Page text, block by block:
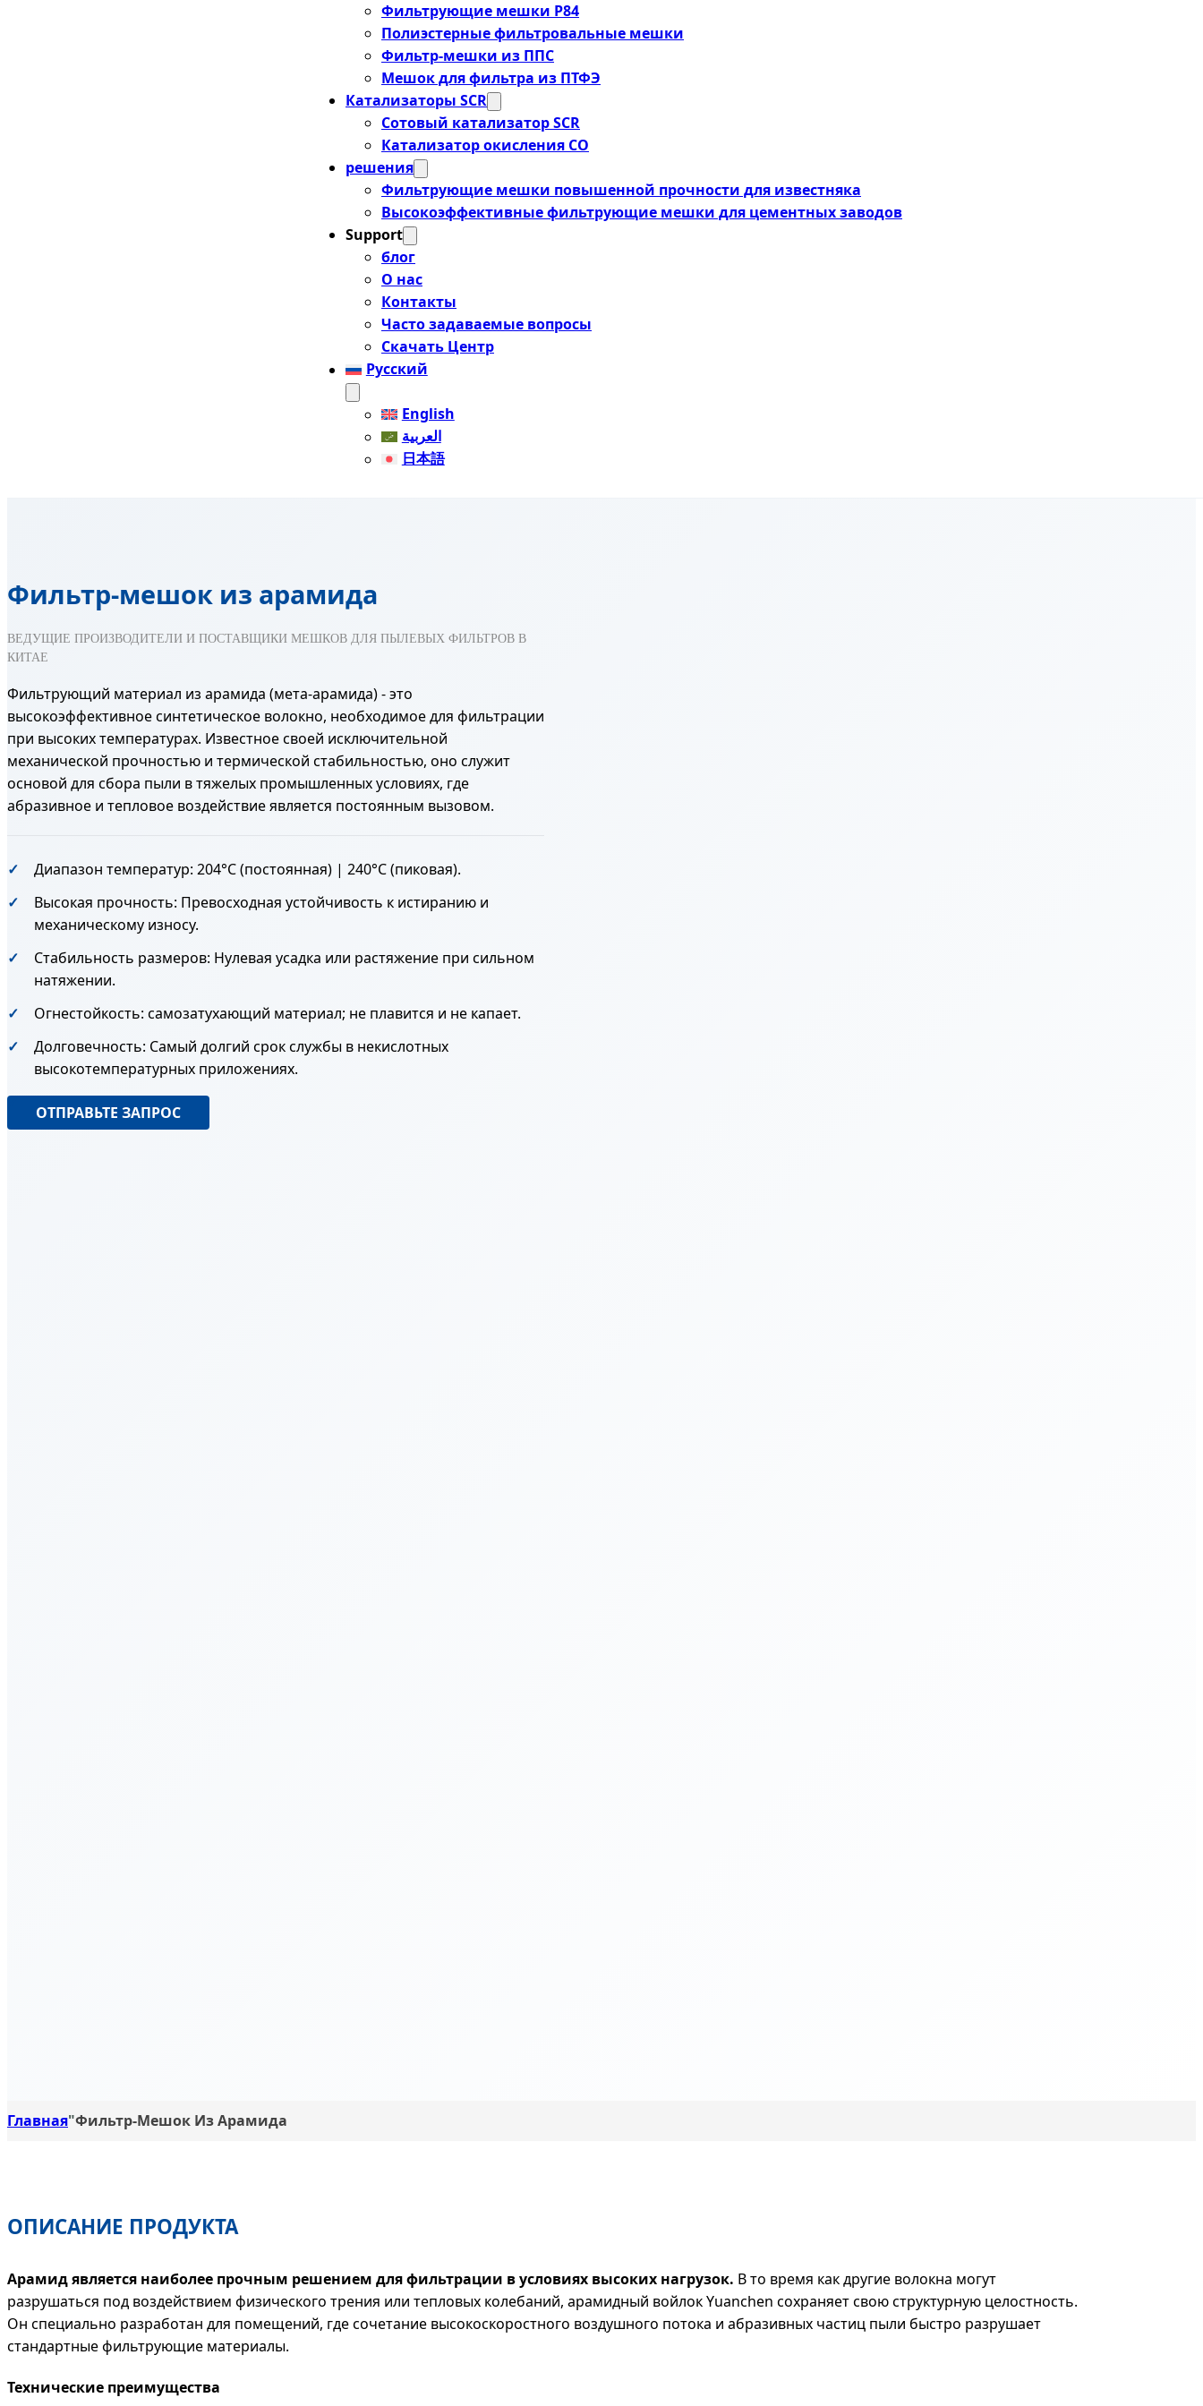
Фильтрующие мешки P84
Полиэстерные фильтровальные мешки
Фильтр-мешки из ППС
Мешок для фильтра из ПТФЭ
Катализаторы SCR
Сотовый катализатор SCR
Катализатор окисления CO
решения
Фильтрующие мешки повышенной прочности для известняка
Высокоэффективные фильтрующие мешки для цементных заводов
Support
блог
О нас
Контакты
Часто задаваемые вопросы
Скачать Центр
Русский
English
العربية
日本語
Фильтр-мешок из арамида
ВЕДУЩИЕ ПРОИЗВОДИТЕЛИ И ПОСТАВЩИКИ МЕШКОВ ДЛЯ ПЫЛЕВЫХ ФИЛЬТРОВ В
КИТАЕ
Фильтрующий материал из арамида (мета-арамида) - это
высокоэффективное синтетическое волокно, необходимое для фильтрации
при высоких температурах. Известное своей исключительной
механической прочностью и термической стабильностью, оно служит
основой для сбора пыли в тяжелых промышленных условиях, где
абразивное и тепловое воздействие является постоянным вызовом.
Диапазон температур: 204°C (постоянная) | 240°C (пиковая).
Высокая прочность: Превосходная устойчивость к истиранию и
механическому износу.
Стабильность размеров: Нулевая усадка или растяжение при сильном
натяжении.
Огнестойкость: самозатухающий материал; не плавится и не капает.
Долговечность: Самый долгий срок службы в некислотных
высокотемпературных приложениях.
ОТПРАВЬТЕ ЗАПРОС
Главная"Фильтр-Мешок Из Арамида
ОПИСАНИЕ ПРОДУКТА
Арамид является наиболее прочным решением для фильтрации в условиях высоких нагрузок. В то время как другие волокна могут
разрушаться под воздействием физического трения или тепловых колебаний, арамидный войлок Yuanchen сохраняет свою структурную целостность.
Он специально разработан для помещений, где сочетание высокоскоростного воздушного потока и абразивных частиц пыли быстро разрушает
стандартные фильтрующие материалы.
Технические преимущества